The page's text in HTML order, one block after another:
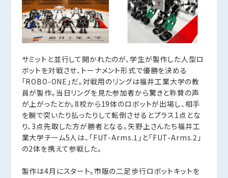
サミットと並行して開かれたのが、学生が製作した人型ロ
ボットを対戦させ、トーナメント形式で優勝を決める
「ROBO-ONE」だ。対戦用のリングは福井工業大学の教
員が製作。当日リングを見た参加者から驚きと称賛の声
が上がったとか。8校から19体のロボットが出場し、相手
を腕で突いたり払ったりして転倒させるとプラス1点とな
り、3点先取した方が勝者となる。矢野上さんたち福井工
業大学チーム5人は、「FUT-Arms.1」と「FUT-Arms.2」
の2体を携えて参戦した。
製作は4月にスタート。市販の二足歩行ロボットキットを